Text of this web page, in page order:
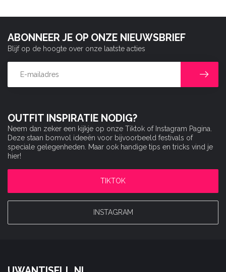
OUTFIT INSPIRATIE NODIG?
Neem dan zeker een kijkje op onze Tiktok of Instagram Pagina.
Deze staan bomvol ideeën voor bijvoorbeeld festivals of
speciale gelegenheden. Maar ook handige tips en tricks vind je
hier!
TIKTOK
INSTAGRAM
ABONNEER JE OP ONZE NIEUWSBRIEF
Blijf op de hoogte over onze laatste acties